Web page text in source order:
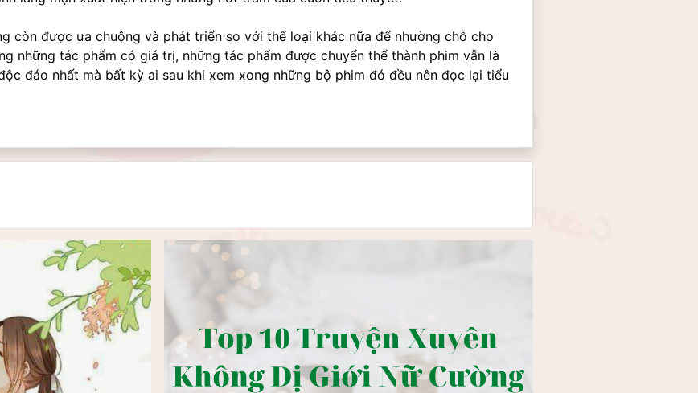
còn được ưa chuộng và phát triển so với thể loại khác nữa để nhường chỗ cho
những tác phẩm có giá trị, những tác phẩm được chuyển thể thành phim vẫn là
đáo nhất mà bất kỳ ai sau khi xem xong những bộ phim đó đều nên đọc lại tiểu